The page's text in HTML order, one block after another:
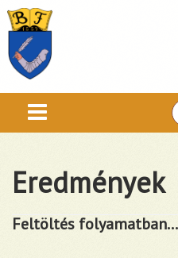
Eredmények
Feltöltés folyamatban...